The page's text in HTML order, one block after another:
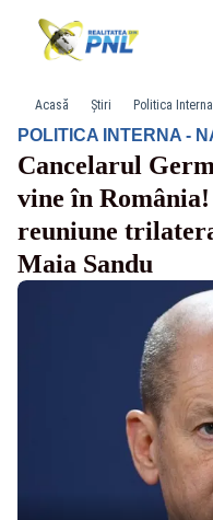
Acasă Știri Politica
POLITICA INTERNA -
Cancelarul
vine în
reuniune
Maia Sandu